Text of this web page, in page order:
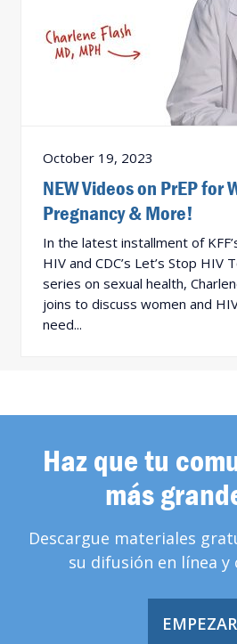
October 19, 2023
NEW Videos on PrEP for
Pregnancy & More!
In the latest installment of
HIV and CDC’s Let’s Stop HIV
series on sexual health,
joins to discuss women and
need...
Haz que tu
más
Descargue materiales
su difusión en línea
EMPEZAR